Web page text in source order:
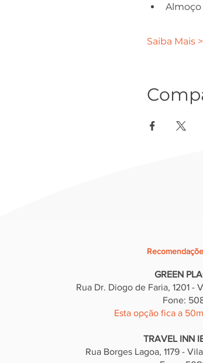
Almoço
Saiba Mais >
GREEN
Rua Dr. Diogo de Faria, 1201 -
Fone:
Esta opção fica a
TRAVEL INN
Rua Borges Lagoa, 1179 -